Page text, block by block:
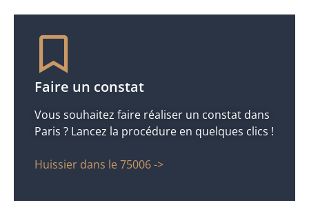
Faire un constat
Vous souhaitez faire réaliser un constat dans
Paris ? Lancez la procédure en quelques clics !
Huissier dans le 75006 ->